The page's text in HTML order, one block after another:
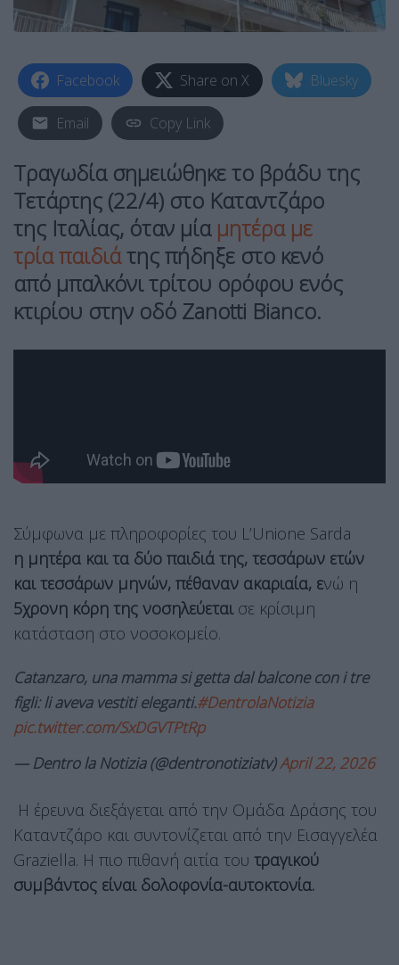
Facebook Share on X Bluesky
Email Copy Link
Τραγωδία σημειώθηκε το βράδυ της
Τετάρτης (22/4) στο Καταντζάρο
της Ιταλίας, όταν μία μητέρα με
τρία παιδιάτης πήδηξε στο κενό
από μπαλκόνι τρίτου ορόφου ενός
κτιρίου στην οδό Zanotti Bianco.
Σύμφωνα με πληροφορίες του L’Unione Sarda
η μητέρα και τα δύο παιδιά της, τεσσάρων ετών
και τεσσάρων μηνών, πέθαναν ακαριαία, ενώ η
5χρονη κόρη της νοσηλεύεταισε κρίσιμη
κατάσταση στο νοσοκομείο.
Catanzaro, una mamma si getta dal balcone con i tre
figli: li aveva vestiti eleganti.#DentrolaNotizia
pic.twitter.com/SxDGVTPtRp
— Dentro la Notizia (@dentronotiziatv)April 22, 2026
Η έρευνα διεξάγεται από την Ομάδα Δράσης του
Καταντζάρο και συντονίζεται από την Εισαγγελέα
Graziella. Η πιο πιθανή αιτία του τραγικού
συμβάντος είναι δολοφονία-αυτοκτονία.